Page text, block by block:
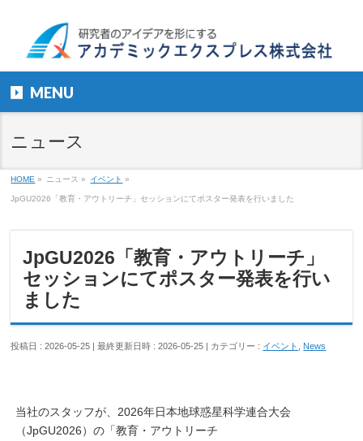
MENU
ニュース
HOME » ニュース » イベント »
JpGU2026「教育・アウトリーチ」セッションにてポスター発表を行いました
JpGU2026「教育・アウトリーチ」
セッションにてポスター発表を行い
ました
投稿日 : 2026-05-25 最終更新日時 : 2026-05-25 カテゴリー : イベント News
当社のスタッフが、2026年日本地球惑星科学連合大会
（JpGU2026）の「教育・アウトリーチ